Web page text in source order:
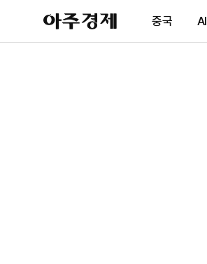
아
주
제
중국 AI